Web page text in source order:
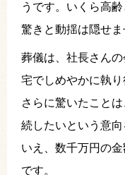
うです。いくら高
驚きと動揺は隠せま
葬儀は、社長さん
宅でしめやかに執
さらに驚いたこと
続したいという意
いえ、数千万円の
です。